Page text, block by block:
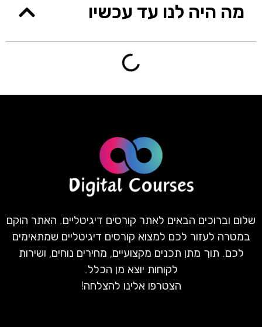
מה היה לנו עד עכשיו
שלום וברוכים הבאים לאתר קורסים דיגיטליים. האתר הוקם
במטרה לעזור לכם למצוא קורסים דיגיטליים שמתאימים
לכם. תוך מתן תכנים מקצועיים, מחירים נוחים, ושירות
לקוחות יוצא מן הכלל.
הצטרפו אלינו להצלחה!